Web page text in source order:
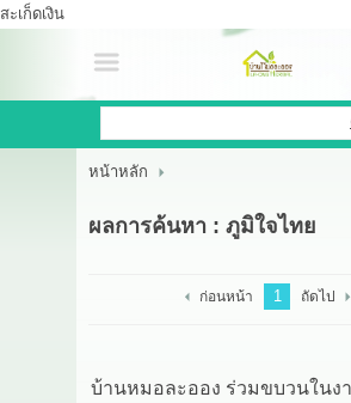
สะเก็ดเงิน
เข้าสู่ระบบ สมัครสมาชิก
สินค้าที่สนใจ
หน้าหลัก
หน้าหลัก
ผลการค้นหา : ภูมิใจไทย
ก่อนหน้า 1 ถัดไป
บ้านหมอละออง ร่วมขบวนในง